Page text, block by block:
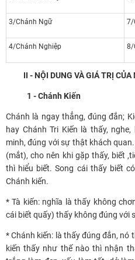
3/Chánh Ngữ 7/
4/Chánh Nghiệp 8/
II - NỘI DUNG VÀ GIÁ TRỊ CỦA
1 - Chánh Kiến
Chánh là ngay thẳng, đúng đắn;
hay Chánh Tri Kiến là thấy,
minh, đúng với sự thật khách
(mắt), cho nên khi gặp thấy, biết
thì hiểu biết. Song cái thấy biết
Chánh kiến.
* Tà kiến: nghĩa là thấy không
cái biết quấy) thấy không đúng với
* Chánh kiến: là thấy đúng đắn, nó
kiến thấy như thế nào thì nhận